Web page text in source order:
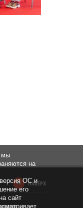
НАВЕРХ
мы
на
ОС и
его
сайт